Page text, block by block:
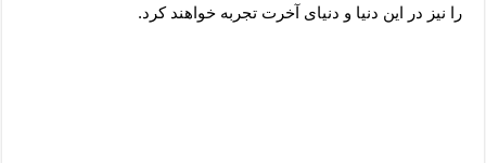
را نیز در این دنیا و دنیای آخرت تجربه خواهند کرد.